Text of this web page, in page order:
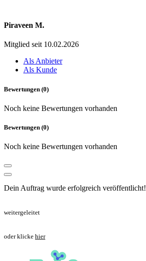
Piraveen M.
Mitglied seit 10.02.2026
Als Anbieter
Als Kunde
Bewertungen (0)
Noch keine Bewertungen vorhanden
Bewertungen (0)
Noch keine Bewertungen vorhanden
Dein Auftrag wurde erfolgreich veröffentlicht!
weitergeleitet
oder klicke hier